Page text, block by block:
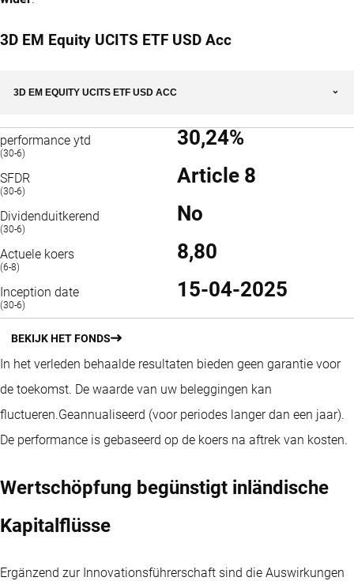
3D EM Equity UCITS ETF USD Acc
3D EM EQUITY UCITS ETF USD ACC
performance ytd
(30-6)
30,24%
SFDR
(30-6)
Article 8
Dividenduitkerend
(30-6)
No
Actuele koers
(6-8)
8,80
Inception date
(30-6)
15-04-2025
BEKIJK HET FONDS
In het verleden behaalde resultaten bieden geen garantie voor
de toekomst. De waarde van uw beleggingen kan
fluctueren.Geannualiseerd (voor periodes langer dan een jaar).
De performance is gebaseerd op de koers na aftrek van kosten.
Wertschöpfung begünstigt inländische
Kapitalflüsse
Ergänzend zur Innovationsführerschaft sind die Auswirkungen